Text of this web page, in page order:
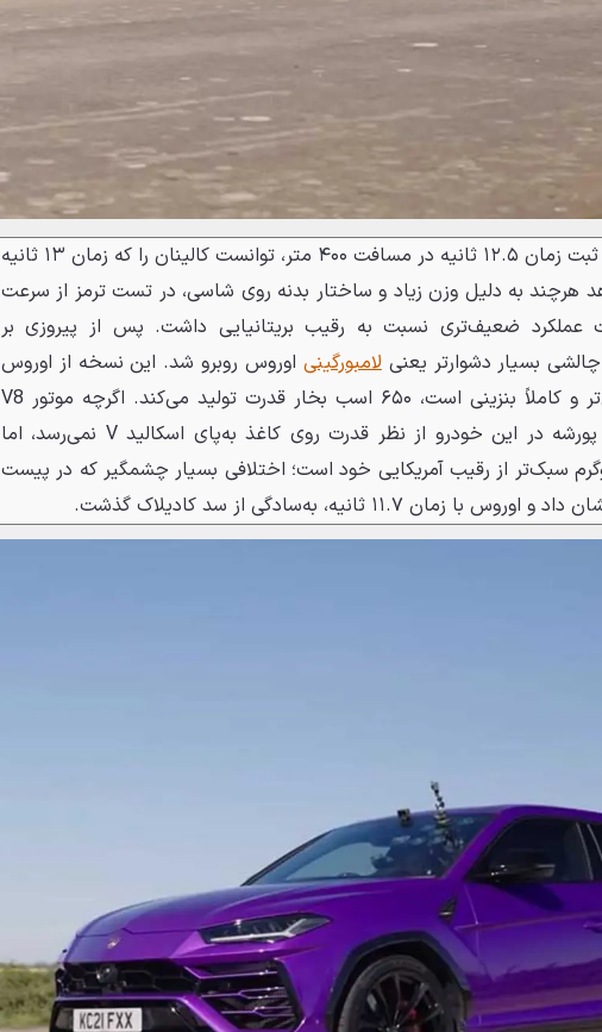
درنهایت، اسکالید V با ثبت زمان ۱۲.۵ ثانیه در مسافت ۴۰۰ متر، توانست کالینان را که زمان ۱۳ ثانیه
هرچند به دلیل وزن زیاد و ساختار بدنه روی شاسی، در تست ترمز از سرعت
عملکرد ضعیف‌تری نسبت به رقیب بریتانیایی داشت. پس از پیروزی بر
چالشی بسیار دشوارتر یعنیلامبورگینی اوروس روبرو شد. این نسخه از اوروس
که از مدل‌های قدیمی‌تر و کاملاً بنزینی است، ۶۵۰ اسب بخار قدرت تولید می‌کند. اگرچه موتور V8
توئین توربوی ساخت پورشه در این خودرو از نظر قدرت روی کاغذ به‌پای اسکالید V نمی‌رسد، اما
حدود ۶۲۰ کیلوگرم سبک‌تر از رقیب آمریکایی خود است؛ اختلافی بسیار چشمگیر که در پیست
۱۱.۷ ثانیه، به‌سادگی از سد کادیلاک گذشت.